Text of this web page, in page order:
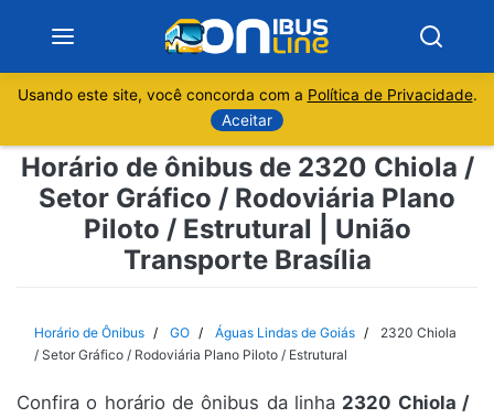
Sobre
Minas Gerais
Rio de Janeiro
Espírito Santo
Usando este site, você concorda com a Política de Privacidade.
Aceitar
Horário de ônibus de 2320 Chiola /
Setor Gráfico / Rodoviária Plano
Piloto / Estrutural | União
Transporte Brasília
Horário de Ônibus GO Águas Lindas de Goiás
2320 Chiola
/ Setor Gráfico / Rodoviária Plano Piloto / Estrutural
Confira o horário de ônibus da linha 2320 Chiola /